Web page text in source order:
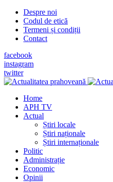
Despre noi
Codul de etică
Termeni și condiții
Contact
facebook
instagram
twitter
Home
APH TV
Actual
Știri locale
Știri naționale
Știri internaționale
Politic
Administrație
Economic
Opinii